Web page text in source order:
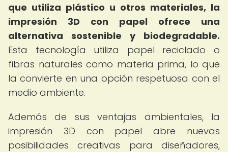
que utiliza plástico u otros materiales, la
impresión 3D con papel ofrece una
alternativa sostenible y biodegradable.
Esta tecnología utiliza papel reciclado o
fibras naturales como materia prima, lo que
la convierte en una opción respetuosa con el
medio ambiente.
Además de sus ventajas ambientales, la
impresión 3D con papel abre nuevas
posibilidades creativas para diseñadores,